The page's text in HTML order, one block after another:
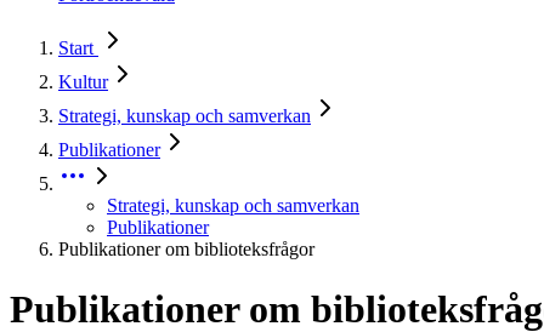
Start
Kultur
Strategi, kunskap och samverkan
Publikationer
Strategi, kunskap och samverkan
Publikationer
Publikationer om biblioteksfrågor
Publikationer om